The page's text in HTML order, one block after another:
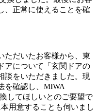
、正常に使えることを確
ただいたお客様から、東
アについて「玄関ドアの
談をいただきました。現
を確認し、MIWA
してほしいとのご要望で
用意することも伺いまし